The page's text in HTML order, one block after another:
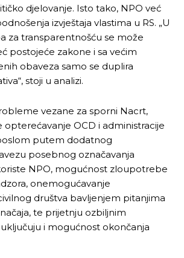
djelovanje. Isto tako, NPO već
izvještaja vlastima u RS. „U
za transparentnošću se može
postojeće zakone i sa većim
obaveza samo se duplira
stoji u analizi.
vezane za sporni Nacrt,
opterećavanje OCD i administracije
putem dodatnog
posebnog označavanja
NPO, mogućnost zloupotrebe
onemogućavanje
društva bavljenjem pitanjima
te prijetnju ozbiljnim
i mogućnost okončanja